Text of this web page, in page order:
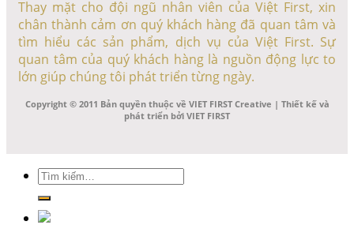
Thay mặt cho đội ngũ nhân viên của Việt First, xin
chân thành cảm ơn quý khách hàng đã quan tâm và
tìm hiểu các sản phẩm, dịch vụ của Việt First. Sự
quan tâm của quý khách hàng là nguồn động lực to
lớn giúp chúng tôi phát triển từng ngày.
Copyright © 2011 Bản quyền thuộc về VIET FIRST Creative | Thiết kế và
phát triển bởi VIET FIRST
Tìm
kiếm: